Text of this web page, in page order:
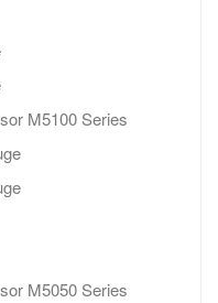
M5100 Series
M5050 Series